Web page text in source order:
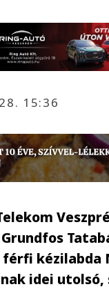
15:36
kézilabda
idei